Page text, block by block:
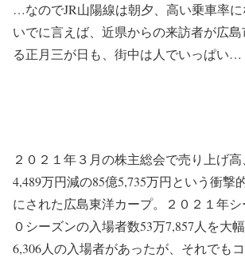
…なのでJR山陽線は朝夕、高い乗車率
いでに言えば、近県からの来訪者が広島
る正月三が日も、街中は人でいっぱい…
２０２１年３月の株主総会で売り上げ
4,489万円減の85億5,735万円という衝撃
にされた広島東洋カープ。２０２１年シ
０シーズンの入場者数53万7,857人を大
6,306人の入場者があったが、それでも